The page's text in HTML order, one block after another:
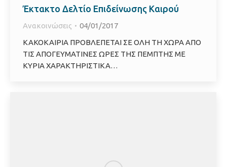
Έκτακτο Δελτίο Επιδείνωσης Καιρού
Ανακοινώσεις
04/01/2017
ΚΑΚΟΚΑΙΡΙΑ ΠΡΟΒΛΕΠΕΤΑΙ ΣΕ ΟΛΗ ΤΗ ΧΩΡΑ ΑΠΟ
ΤΙΣ ΑΠΟΓΕΥΜΑΤΙΝΕΣ ΩΡΕΣ ΤΗΣ ΠΕΜΠΤΗΣ ΜΕ
ΚΥΡΙΑ ΧΑΡΑΚΤΗΡΙΣΤΙΚΑ…